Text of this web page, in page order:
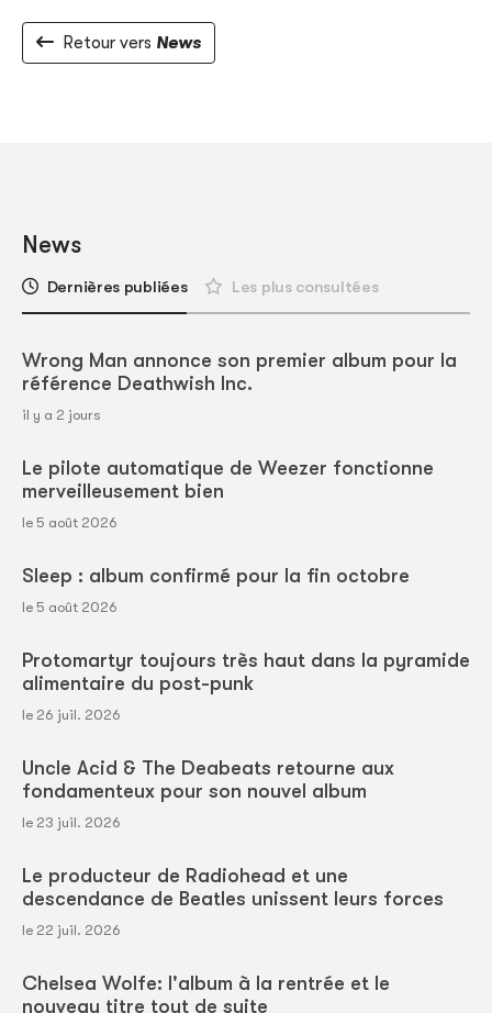
Retour vers News
News
Dernières publiées Les plus consultées
Wrong Man annonce son premier album pour la
référence Deathwish Inc.
il y a 2 jours
Le pilote automatique de Weezer fonctionne
merveilleusement bien
le 5 août 2026
Sleep : album confirmé pour la fin octobre
le 5 août 2026
Protomartyr toujours très haut dans la pyramide
alimentaire du post-punk
le 26 juil. 2026
Uncle Acid & The Deabeats retourne aux
fondamenteux pour son nouvel album
le 23 juil. 2026
Le producteur de Radiohead et une
descendance de Beatles unissent leurs forces
le 22 juil. 2026
Chelsea Wolfe: l'album à la rentrée et le
nouveau titre tout de suite